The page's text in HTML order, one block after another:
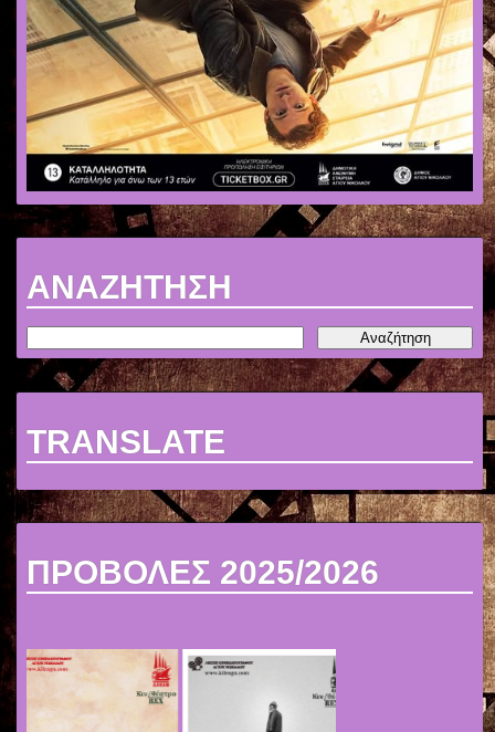
ΑΝΑΖΗΤΗΣΗ
TRANSLATE
ΠΡΟΒΟΛΕΣ 2025/2026